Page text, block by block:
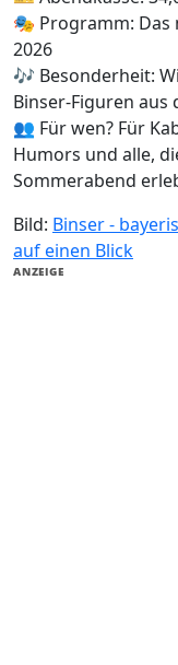
🎭 Programm: Das
2026
🎶 Besonderheit:
Binser-Figuren aus
👥 Für wen? Für
Humors und alle,
Sommerabend
Bild: Binser -
auf einen Blick
ANZEIGE